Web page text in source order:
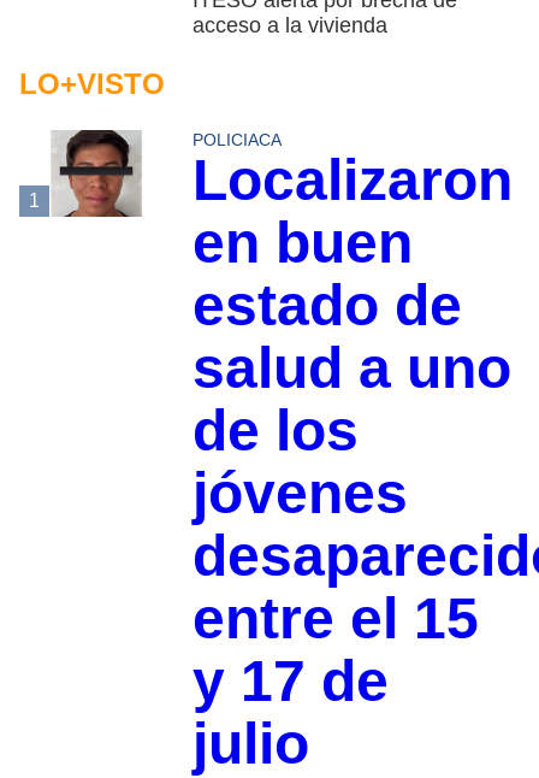
acceso a la vivienda
LO+VISTO
1
POLICIACA
Localizaron
en buen
estado de
salud a uno
de los
jóvenes
entre el 15
y 17 de
julio